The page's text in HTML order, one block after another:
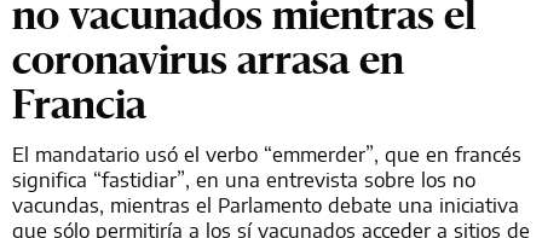
no vacunados mientras el
coronavirus arrasa en
Francia
El mandatario usó el verbo “emmerder”, que en francés
significa “fastidiar”, en una entrevista sobre los no
vacundas, mientras el Parlamento debate una iniciativa
que sólo permitiría a los sí vacunados acceder a sitios de